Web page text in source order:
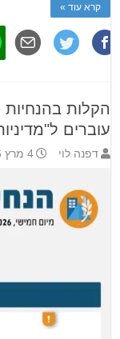
קרא עוד »
הקלות בהנחיות
עוברים
דפנה לוי 4 מרץ 2026 22:53